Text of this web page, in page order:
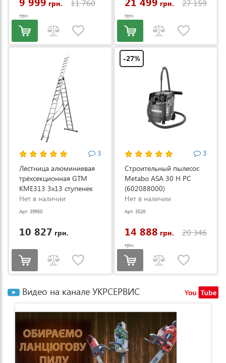
грн. 11 760
грн.
грн. 27 159
грн.
3
Лестница алюминиевая
трёхсекционная GTM
KME313 3x13 ступенек
3.53-8.93м (KME313)
Нет в наличии
Арт: 39950
10 827 грн.
-27%
3
Строительный пылесос
Metabo ASA 30 H PC
(602088000)
Нет в наличии
Арт: 3526
14 888 грн. 20 346
грн.
Видео на канале УКРСЕРВИС